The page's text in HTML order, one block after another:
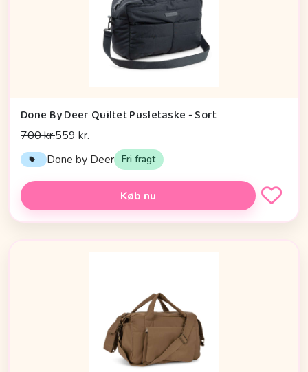
Done By Deer Quiltet Pusletaske - Sort
700 kr.559 kr.
Done by Deer Fri fragt
Køb nu